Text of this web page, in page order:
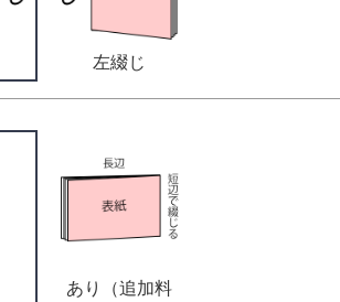
左綴じ
あり（追加料